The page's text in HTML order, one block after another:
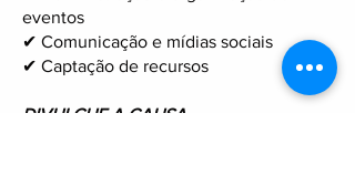
eventos
✔ Comunicação e mídias sociais
✔ Captação de recursos
DIVULGUE A CAUSA